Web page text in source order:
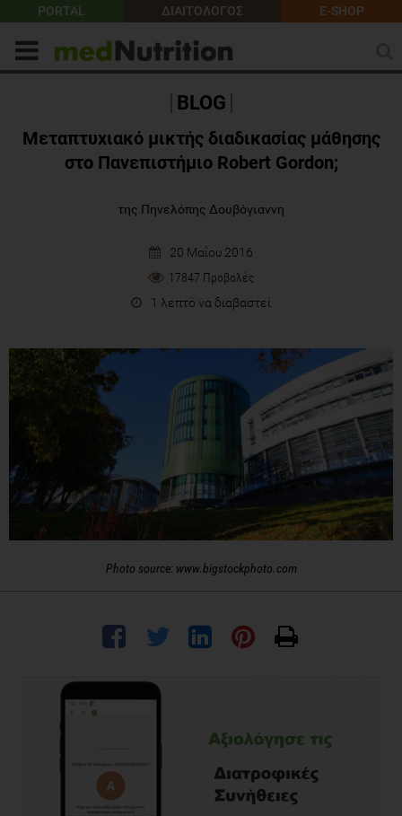
PORTAL ΔΙΑΙΤΟΛΟΓΟΣ E-SHOP
BLOG
Μεταπτυχιακό μικτής διαδικασίας μάθησης
στο Πανεπιστήμιο Robert Gordon;
της Πηνελόπης Δουβόγιαννη
20 Μαΐου 2016
17847 Προβολές
1 λεπτό να διαβαστεί
Photo source: www.bigstockphoto.com